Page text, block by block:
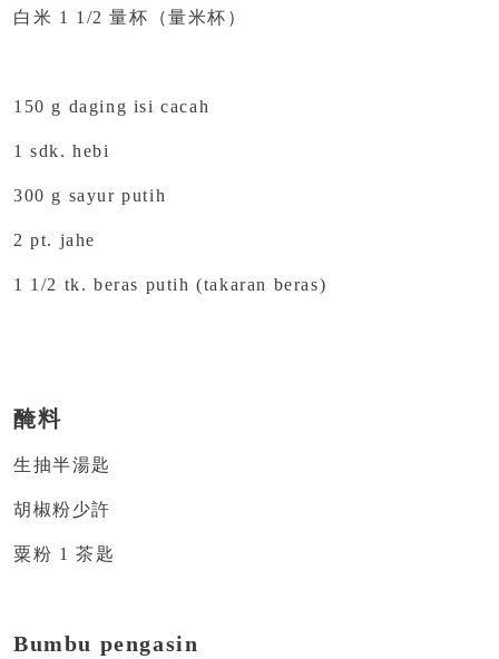
白米 1 1/2 量杯（量米杯）
150 g daging isi cacah
1 sdk. hebi
300 g sayur putih
2 pt. jahe
1 1/2 tk. beras putih (takaran beras)
醃料
生抽半湯匙
胡椒粉少許
粟粉 1 茶匙
Bumbu pengasin